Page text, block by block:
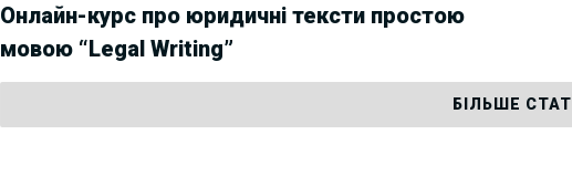
Онлайн-курс про юридичні тексти простою
мовою “Legal Writing”
БІЛЬШЕ